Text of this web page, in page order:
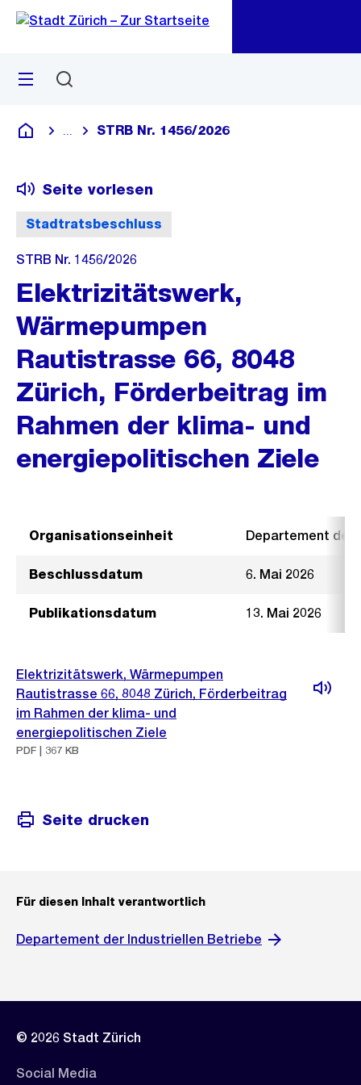
Navigation
Sprunglink
Menü
Deutsch
Blende alle Breadcrumbs ein
STRB Nr. 1456/2026
Stadtratsbeschluss
Seite vorlesen
STRB Nr. 1456/2026
Elektrizitätswerk,
Wärmepumpen
Rautistrasse 66, 8048
Zürich, Förderbeitrag im
Rahmen der klima- und
energiepolitischen Ziele
Organisationseinheit Departement der
Beschlussdatum 6. Mai 2026
Publikationsdatum 13. Mai 2026
Elektrizitätswerk, Wärmepumpen
Rautistrasse 66, 8048 Zürich, Förderbeitrag
im Rahmen der klima- und
energiepolitischen Ziele
PDF | 367 KB
Seite drucken
Für diesen Inhalt verantwortlich
Departement der Industriellen Betriebe
© 2026 Stadt Zürich
Social Media